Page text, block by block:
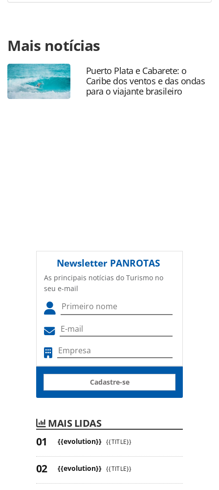
https://www.panrotas.com.br/forum-
panrotas/tecnologia/2023/03/10-passos-para-transformar-
sua-empresa-digitalmente_195223.html ou as ferramentas
oferecidas na página. Todo o conteúdo produzido pela
PANROTAS Editora é protegido pela legislação brasileira
sobre direito autoral. Não reproduza o conteúdo sem
Mais notícias
Puerto Plata e Cabarete: o
Caribe dos ventos e das ondas
para o viajante brasileiro
Newsletter PANROTAS
As principais notícias do Turismo no
seu e-mail
Cadastre-se
MAIS LIDAS
{{evolution}} {{TITLE}}
{{evolution}} {{TITLE}}